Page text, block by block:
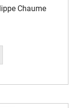
Chaume